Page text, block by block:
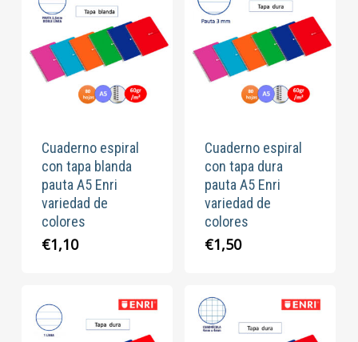
Cuaderno espiral
con tapa blanda
pauta A5 Enri
variedad de
colores
€1,10
Cuaderno espiral
con tapa dura
pauta A5 Enri
variedad de
colores
€1,50